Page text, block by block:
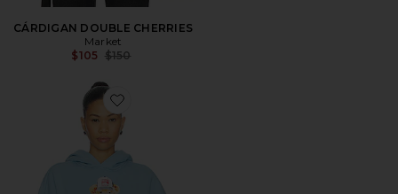
CÁRDIGAN DOUBLE CHERRIES
Market
$105 Previous price:
$150
Favorite SUDADERA